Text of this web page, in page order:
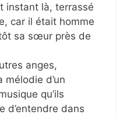
instant là, terrassé
car il était homme
sa sœur près de
anges,
mélodie d’un
qu’ils
d’entendre dans